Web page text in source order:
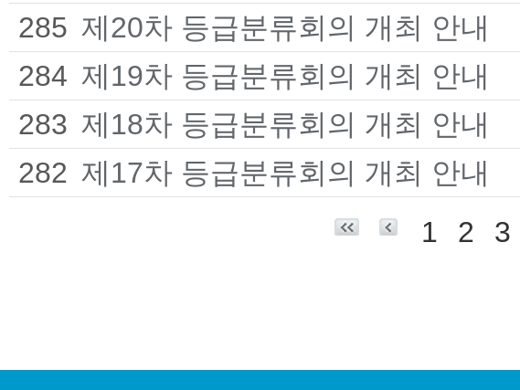
285 제20차 등급분류회의 개최 안내
284 제19차 등급분류회의 개최 안내
283 제18차 등급분류회의 개최 안내
282 제17차 등급분류회의 개최 안내
1
2 3